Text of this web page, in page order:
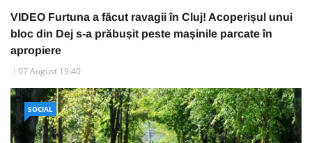
VIDEO Furtuna a făcut ravagii în Cluj! Acoperișul unui
bloc din Dej s-a prăbușit peste mașinile parcate în
apropiere
07 August 19:40
SOCIAL